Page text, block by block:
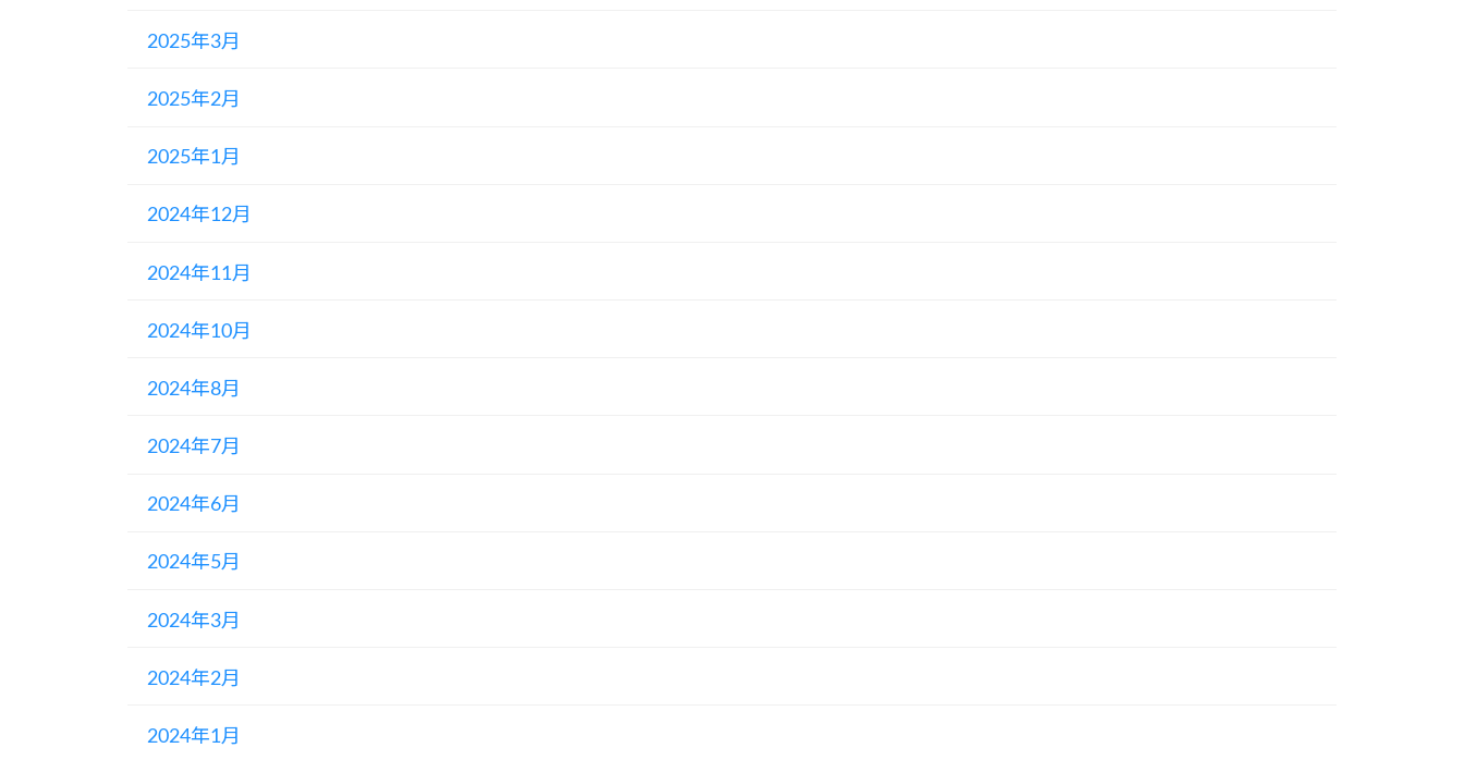
2025年3月
2025年2月
2025年1月
2024年12月
2024年11月
2024年10月
2024年8月
2024年7月
2024年6月
2024年5月
2024年3月
2024年2月
2024年1月